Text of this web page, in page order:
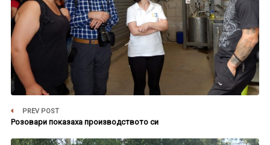
PREV POST
Розовари показаха производството си